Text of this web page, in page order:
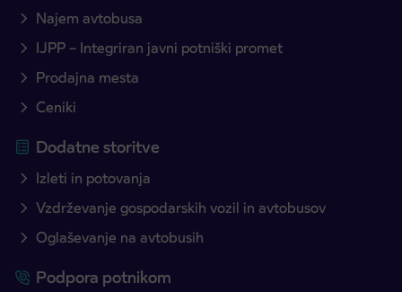
Najem avtobusa
IJPP – Integriran javni potniški promet
Prodajna mesta
Ceniki
Dodatne storitve
Izleti in potovanja
Vzdrževanje gospodarskih vozil in avtobusov
Oglaševanje na avtobusih
Podpora potnikom